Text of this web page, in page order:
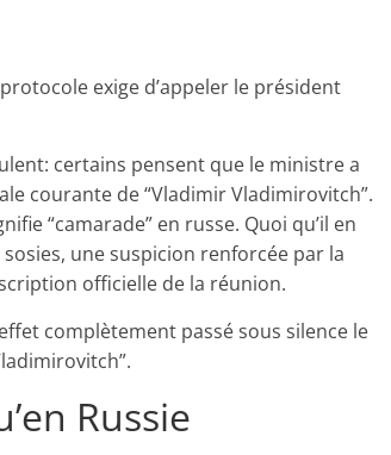
exige d’appeler le président
certains pensent que le ministre a
courante de “Vladimir Vladimirovitch”.
“camarade” en russe. Quoi qu’il en
une suspicion renforcée par la
officielle de la réunion.
complètement passé sous silence le
Russie